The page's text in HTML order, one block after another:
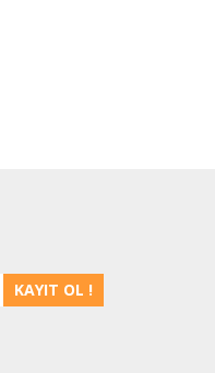
KAYIT OL !